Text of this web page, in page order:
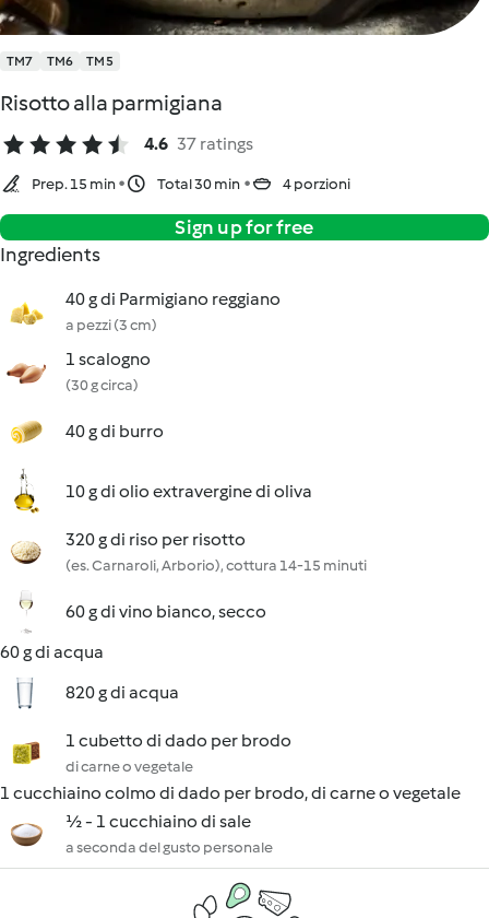
TM7 TM6 TM5
Risotto alla parmigiana
4.6 37 ratings
Prep. 15 min Total 30 min 4 porzioni
Sign up for free
Ingredients
40 g di Parmigiano reggiano
a pezzi (3 cm)
1 scalogno
(30 g circa)
40 g di burro
10 g di olio extravergine di oliva
320 g di riso per risotto
(es. Carnaroli, Arborio), cottura 14-15 minuti
60 g di vino bianco, secco
60 g di acqua
820 g di acqua
1 cubetto di dado per brodo
di carne o vegetale
1 cucchiaino colmo di dado per brodo, di carne o vegetale
½ - 1 cucchiaino di sale
a seconda del gusto personale